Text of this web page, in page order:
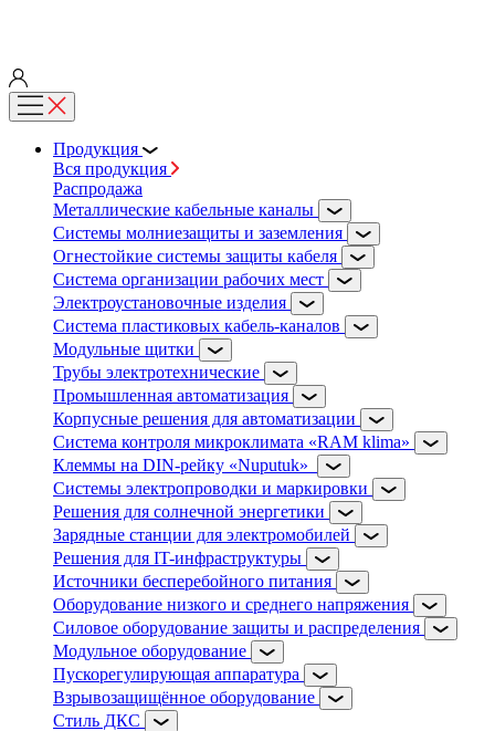
Продукция
Вся продукция
Распродажа
Металлические кабельные каналы
Системы молниезащиты и заземления
Огнестойкие системы защиты кабеля
Система организации рабочих мест
Электроустановочные изделия
Система пластиковых кабель-каналов
Модульные щитки
Трубы электротехнические
Промышленная автоматизация
Корпусные решения для автоматизации
Система контроля микроклимата «RAM klima»
Клеммы на DIN-рейку «Nuputuk»
Системы электропроводки и маркировки
Решения для солнечной энергетики
Зарядные станции для электромобилей
Решения для IT-инфраструктуры
Источники бесперебойного питания
Оборудование низкого и среднего напряжения
Силовое оборудование защиты и распределения
Модульное оборудование
Пускорегулирующая аппаратура
Взрывозащищённое оборудование
Стиль ДКС